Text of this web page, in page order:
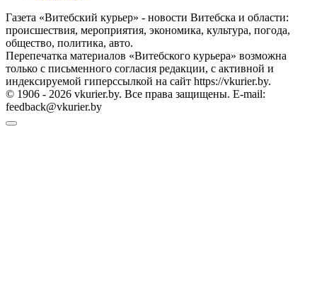
Газета «Витебский курьер» - новости Витебска и области:
происшествия, мероприятия, экономика, культура, погода,
общество, политика, авто.
Перепечатка материалов «Витебского курьера» возможна
только с письменного согласия редакции, с активной и
индексируемой гиперссылкой на сайт https://vkurier.by.
© 1906 - 2026 vkurier.by. Все права защищены. E-mail:
feedback@vkurier.by